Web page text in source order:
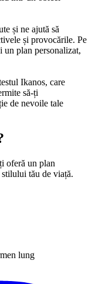
și ne ajută să
și provocările. Pe
un plan personalizat,
Ikanos, care
să-ți
de nevoile tale
oferă un plan
tău de viață.
lung